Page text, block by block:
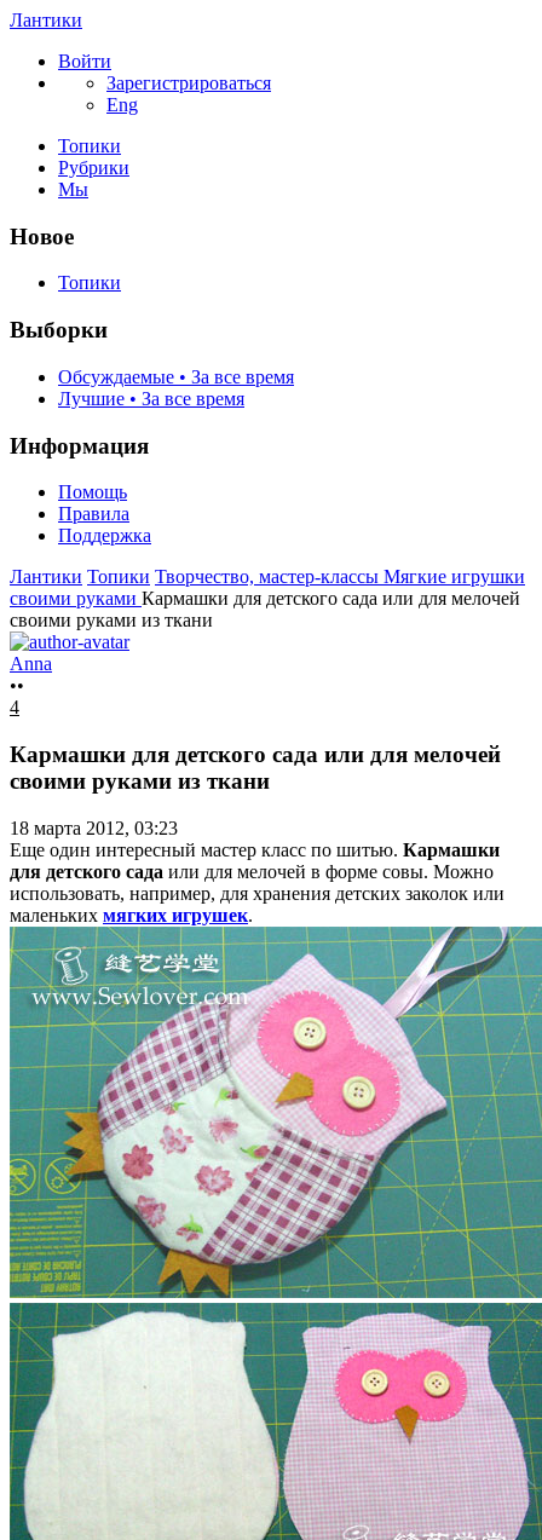
Лантики
Войти
Зарегистрироваться
Eng
Топики
Рубрики
Мы
Новое
Топики
Выборки
Обсуждаемые • За все время
Лучшие • За все время
Информация
Помощь
Правила
Поддержка
Лантики Топики Творчество, мастер-классы Мягкие игрушки
своими руками Кармашки для детского сада или для мелочей
своими руками из ткани
Anna
••
4
Кармашки для детского сада или для мелочей
своими руками из ткани
18 марта 2012, 03:23
Еще один интересный мастер класс по шитью. Кармашки
для детского сада или для мелочей в форме совы. Можно
использовать, например, для хранения детских заколок или
маленьких мягких игрушек.